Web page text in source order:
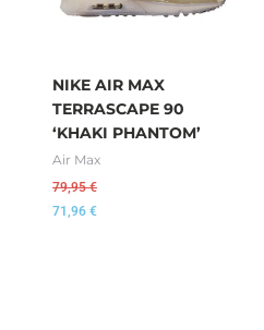
NIKE AIR MAX
TERRASCAPE 90
‘KHAKI PHANTOM’
Air Max
79,95€
71,96 €